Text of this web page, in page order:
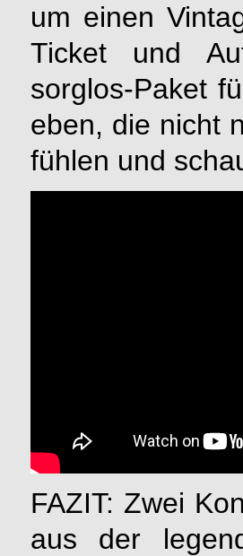
um einen
Ticket und
sorglos-Paket
eben, die nicht
fühlen und
FAZIT: Zwei
aus der